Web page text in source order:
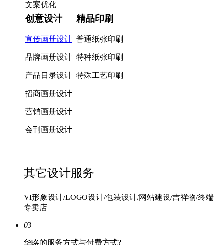
文案优化
创意设计
宣传画册设计
品牌画册设计
产品目录设计
招商画册设计
营销画册设计
会刊画册设计
精品印刷
普通纸张印刷
特种纸张印刷
特殊工艺印刷
其它设计服务
VI形象设计/LOGO设计/包装设计/网站建设/吉祥物/终端
专卖店
03
华略的服务方式与付费方式?